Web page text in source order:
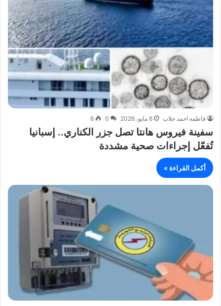
فاطمه احمد جلاب 6 مايو، 2026 0
6
سفينة فيروس هانتا تصل جزر الكناري.. إسبانيا
تُفعّل إجراءات صحية مشددة
أكمل القراءة »